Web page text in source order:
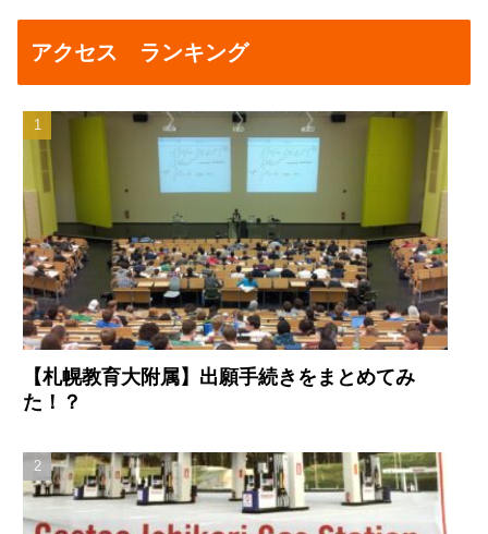
アクセス ランキング
【札幌教育大附属】出願手続きをまとめてみ
た！？